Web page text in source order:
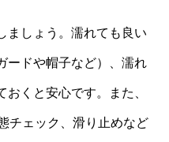
ましょう。濡れても良い
ードや帽子など）、濡れ
くと安心です。また、
チェック、滑り止めなど